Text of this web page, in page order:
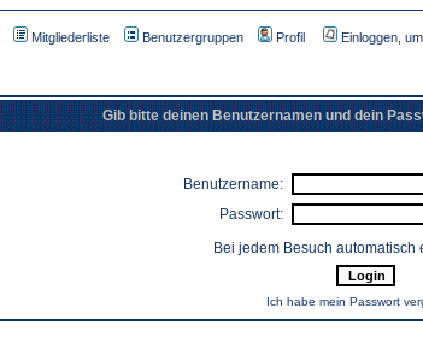
Mitgliederliste Benutzergruppen Profil Einloggen,
Gib bitte deinen Benutzernamen und dein
Benutzername:
Passwort:
Bei jedem Besuch automatisch
Ich habe mein Passwort